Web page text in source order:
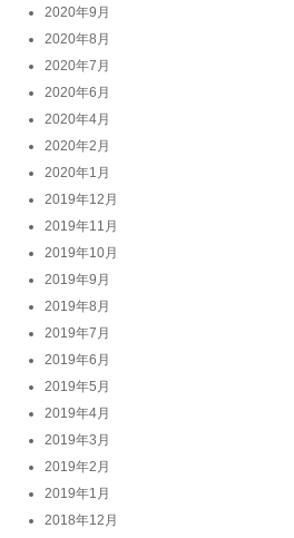
2020年9月
2020年8月
2020年7月
2020年6月
2020年4月
2020年2月
2020年1月
2019年12月
2019年11月
2019年10月
2019年9月
2019年8月
2019年7月
2019年6月
2019年5月
2019年4月
2019年3月
2019年2月
2019年1月
2018年12月